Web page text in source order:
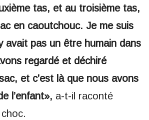
tas, et au troisième tas,
en caoutchouc. Je me suis
avait pas un être humain dans
regardé et déchiré
et c’est là que nous avons
l’enfant», a-t-il raconté